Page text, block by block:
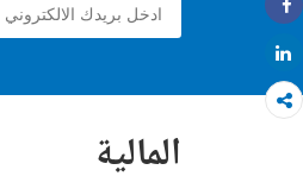
Share
Share
المالية